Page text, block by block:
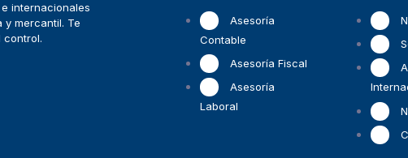
internacionales
mercantil. Te
control.
Asesoría
Contable
Asesoría Fiscal
Asesoría
Laboral